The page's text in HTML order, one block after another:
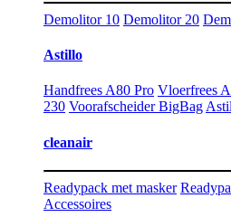
Demolitor 10 Demolitor 20
Astillo
Handfrees A80 Pro Vloerfrees
230 Voorafscheider BigBag
cleanair
Readypack met masker
Accessoires